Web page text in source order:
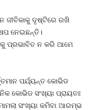
ଜୀବିକାକୁ ଦୃଷ୍ଟିରେ ରଖି
ନେଇଛନ୍ତି।
ପ୍ରଭାବିତ ନ କରି ଆମେ
ପର୍ଯ୍ୟନ୍ତ କୋଭିଡ
କୋଭିଡ ସଂଖ୍ୟା ପ୍ରାୟତଃ
ସଂଖ୍ୟା କମିବା ଆରମ୍ଭ